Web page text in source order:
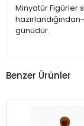
Minyatür Figürler
günüdür.
Benzer Ürünler